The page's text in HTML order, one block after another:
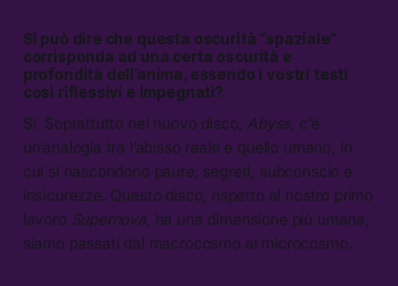
Si può dire che questa oscurità “spaziale”
corrisponda ad una certa oscurità e
profondità dell’anima, essendo i vostri testi
così riflessivi e impegnati?
Si. Soprattutto nel nuovo disco, Abyss, c’è
un’analogia tra l’abisso reale e quello umano, in
cui si nascondono paure, segreti, subconscio e
insicurezze. Questo disco, rispetto al nostro primo
lavoro Supernova , ha una dimensione più umana,
siamo passati dal macrocosmo al microcosmo.